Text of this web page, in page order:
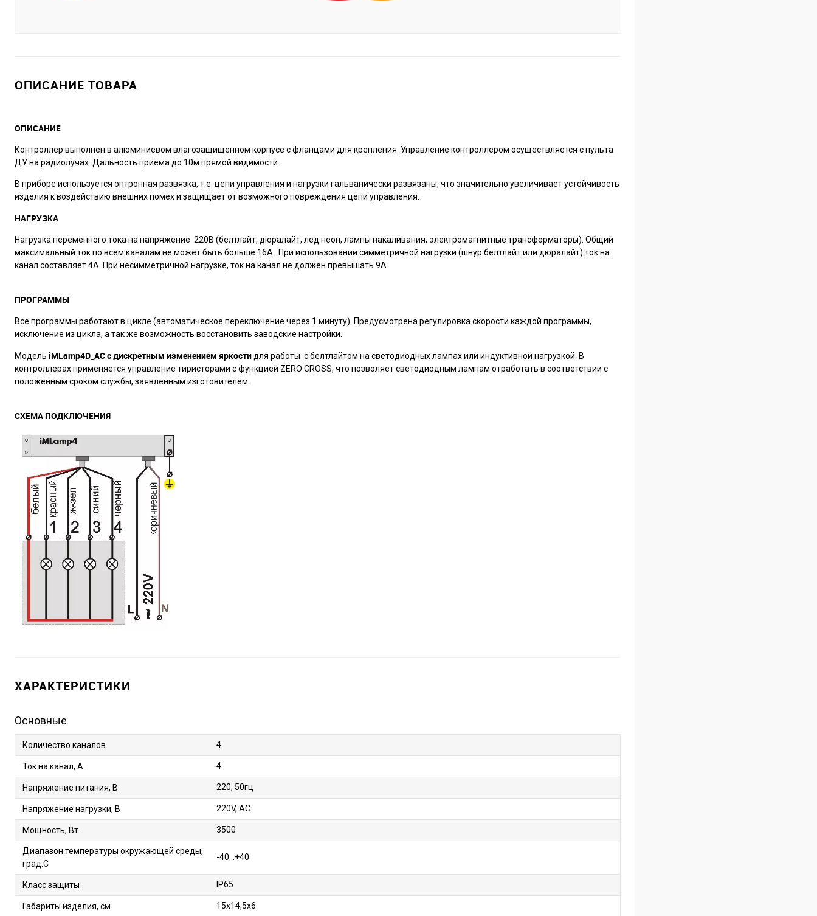
ОПИСАНИЕ ТОВАРА
ОПИСАНИЕ
Контроллер выполнен в алюминиевом влагозащищенном корпусе с фланцами для крепления. Управление контроллером осуществляется с пульта
ДУ на радиолучах. Дальность приема до 10м прямой видимости.
В приборе используется оптронная развязка, т.е. цепи управления и нагрузки гальванически развязаны, что значительно увеличивает устойчивость
изделия к воздействию внешних помех и защищает от возможного повреждения цепи управления.
НАГРУЗКА
Нагрузка переменного тока на напряжение 220В (белтлайт, дюралайт, лед неон, лампы накаливания, электромагнитные трансформаторы). Общий
максимальный ток по всем каналам не может быть больше 16А. При использовании симметричной нагрузки (шнур белтлайт или дюралайт) ток на
канал составляет 4А. При несимметричной нагрузке, ток на канал не должен превышать 9А.
ПРОГРАММЫ
Все программы работают в цикле (автоматическое переключение через 1 минуту). Предусмотрена регулировка скорости каждой программы,
исключение из цикла, а так же возможность восстановить заводские настройки.
Модель iMLamp4D_AC с дискретным изменением яркости для работы с белтлайтом на светодиодных лампах или индуктивной нагрузкой. В
контроллерах применяется управление тиристорами с функцией ZERO CROSS, что позволяет светодиодным лампам отработать в соответствии с
положенным сроком службы, заявленным изготовителем.
СХЕМА ПОДКЛЮЧЕНИЯ
ХАРАКТЕРИСТИКИ
Основные
Количество каналов 4
Ток на канал, А 4
Напряжение питания, В 220, 50гц
Напряжение нагрузки, В 220V, AC
Мощность, Вт 3500
Диапазон температуры окружающей среды,
град.С
-40…+40
Класс защиты IP65
Габариты изделия, см 15х14,5х6